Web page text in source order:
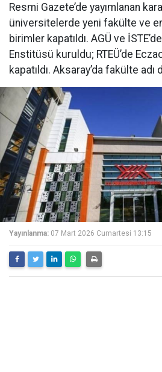
Resmi Gazete’de yayımlanan
üniversitelerde yeni fakülte ve
birimler kapatıldı. AGÜ ve
Enstitüsü kuruldu; RTEÜ’de
kapatıldı. Aksaray’da fakülte adı
Yayınlanma: 07 Mart 2026 Cumartesi 13:15